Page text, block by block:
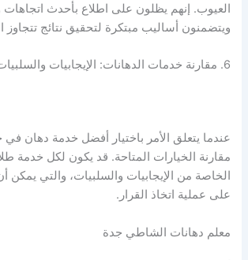
العيوب. إنهم يظلون على اطلاع بأحدث اتجاهات
ويتضمنون أساليب مبتكرة لتحقيق نتائج تتجاوز
6. مقارنة خدمات الدهانات: الإيجابيات والسلبيات
عندما يتعلق الأمر باختيار أفضل خدمة دهان
مقارنة الخيارات المتاحة. قد يكون لكل خدمة
الخاصة من الإيجابيات والسلبيات، والتي يمكن
على عملية اتخاذ القرار.
معلم دهانات الشاطي جدة